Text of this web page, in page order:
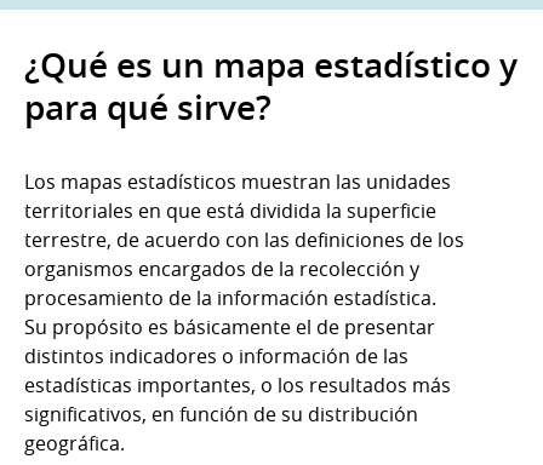
¿Qué es un mapa estadístico y
para qué sirve?
Los mapas estadísticos muestran las unidades
territoriales en que está dividida la superficie
terrestre, de acuerdo con las definiciones de los
organismos encargados de la recolección y
procesamiento de la información estadística.
Su propósito es básicamente el de presentar
distintos indicadores o información de las
estadísticas importantes, o los resultados más
significativos, en función de su distribución
geográfica.